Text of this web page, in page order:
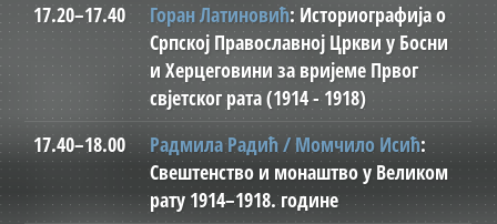
17.20–17.40
Горан Латиновић: Историографија о
Српској Православној Цркви у Босни
и Херцеговини за вријеме Првог
свјетског рата (1914 - 1918)
17.40–18.00
Радмила Радић / Момчило Исић:
Свештенство и монаштво у Великом
рату 1914–1918. године